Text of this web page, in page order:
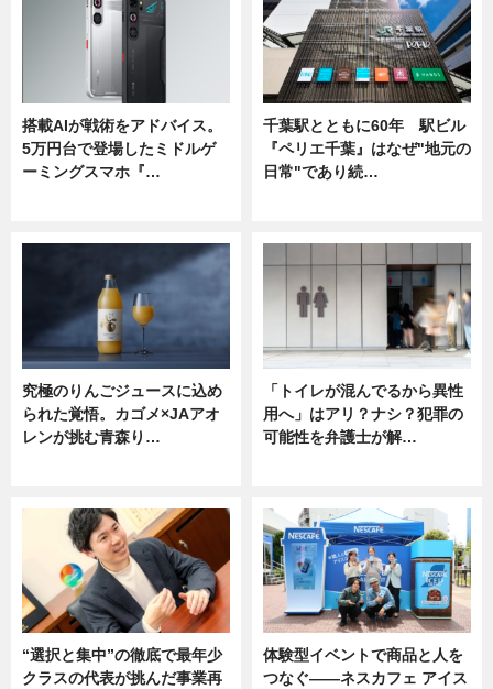
搭載AIが戦術をアドバイス。
5万円台で登場したミドルゲ
ーミングスマホ『…
千葉駅とともに60年 駅ビル
『ペリエ千葉』はなぜ"地元の
日常"であり続…
究極のりんごジュースに込め
られた覚悟。カゴメ×JAアオ
レンが挑む青森り…
「トイレが混んでるから異性
用へ」はアリ？ナシ？犯罪の
可能性を弁護士が解…
“選択と集中”の徹底で最年少
クラスの代表が挑んだ事業再
体験型イベントで商品と人を
つなぐ――ネスカフェ アイス